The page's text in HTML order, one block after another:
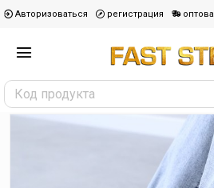
Авторизоваться регистрация